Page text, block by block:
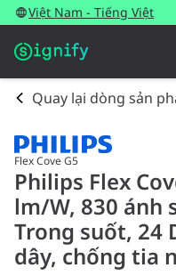
Việt Nam - Tiếng Việt
Quay lại dòng sản
Flex Cove G5
Philips Flex
lm/W, 830 ánh
Trong suốt, 24
dây, chống tia